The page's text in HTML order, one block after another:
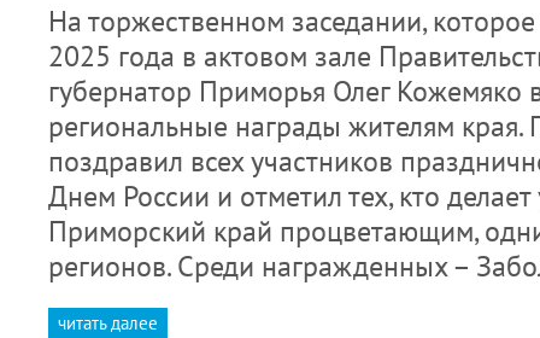
На торжественном заседании,
2025 года в актовом зале
губернатор Приморья Олег Кожемяко
региональные награды жителям края.
поздравил всех участников
Днем России и отметил тех, кто
Приморский край процветающим,
регионов. Среди награжденных –
читать далее